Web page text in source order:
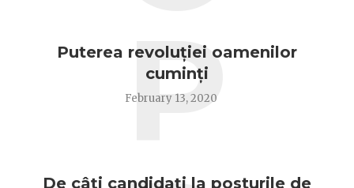
Puterea revoluției oamenilor
cuminți
February 13, 2020
P
De câți candidați la posturile de